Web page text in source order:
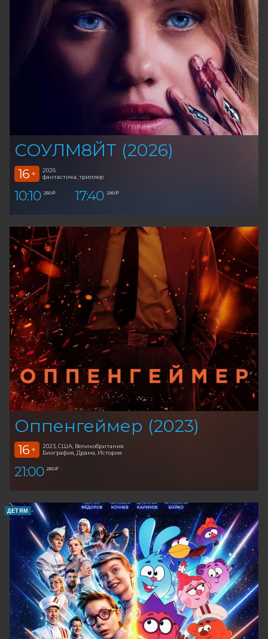
СОУЛМ8ЙТ (2026)
16 +
2026
фантастика, триллер
10:10 250 ₽ 17:40 290 ₽
Оппенгеймер (2023)
16 +
2023, США, Великобритания
Биография, Драма, История
21:00 250 ₽
ДЕТЯМ